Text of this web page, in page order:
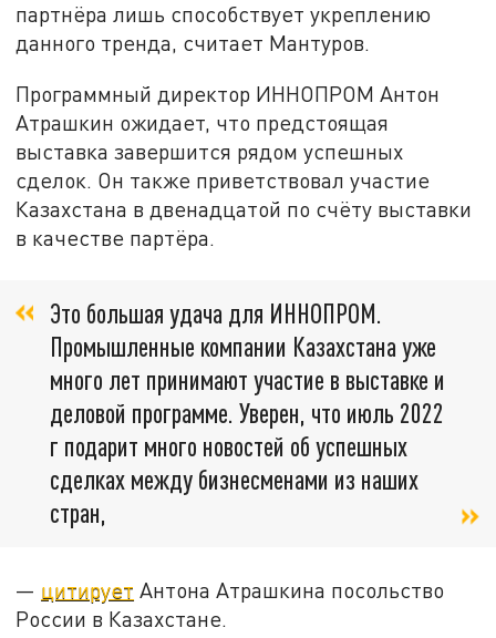
партнёра лишь способствует укреплению
данного тренда, считает Мантуров.
Программный директор ИННОПРОМ Антон
Атрашкин ожидает, что предстоящая
выставка завершится рядом успешных
сделок. Он также приветствовал участие
Казахстана в двенадцатой по счёту выставки
в качестве партёра.
Это большая удача для ИННОПРОМ.
Промышленные компании Казахстана уже
много лет принимают участие в выставке и
деловой программе. Уверен, что июль 2022
г подарит много новостей об успешных
сделках между бизнесменами из наших
стран,
— цитирует Антона Атрашкина посольство
России в Казахстане.